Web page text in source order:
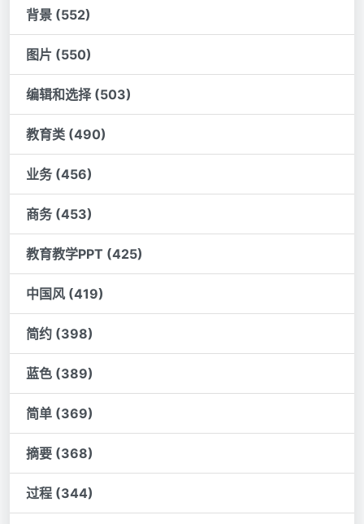
背景 (552)
图片 (550)
编辑和选择 (503)
教育类 (490)
业务 (456)
商务 (453)
教育教学PPT (425)
中国风 (419)
简约 (398)
蓝色 (389)
简单 (369)
摘要 (368)
过程 (344)